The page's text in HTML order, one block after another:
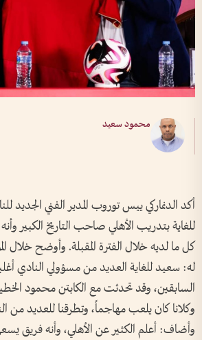
محمود سعيد
أكد الدنماركي ييس توروب المدير الفني الجديد
للغاية بتدريب الأهلي صاحب التاريخ الكبير
كل ما لديه خلال الفترة المقبلة. وأوضح خلال
له: سعيد للغاية العديد من مسؤولي النادي
السابقين، وقد تحدثت مع الكابتن محمود
وكلانا كان يلعب مهاجماً، وتطرقنا للعديد من
وأضاف: أعلم الكثير عن الأهلي، وأنه فريق